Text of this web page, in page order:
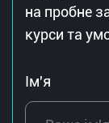
на пробне
курси та
Ім'я